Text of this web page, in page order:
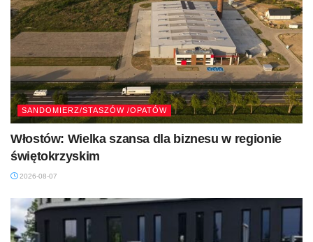
SANDOMIERZ/STASZÓW /OPATÓW
Włostów: Wielka szansa dla biznesu w regionie
świętokrzyskim
2026-08-07